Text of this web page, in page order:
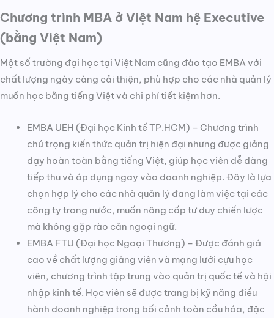
Chương trình MBA ở Việt Nam hệ Executive
(bằng Việt Nam)
Một số trường đại học tại Việt Nam cũng đào tạo EMBA với
chất lượng ngày càng cải thiện, phù hợp cho các nhà quản lý
muốn học bằng tiếng Việt và chi phí tiết kiệm hơn.
EMBA UEH (Đại học Kinh tế TP.HCM) – Chương trình
chú trọng kiến thức quản trị hiện đại nhưng được giảng
dạy hoàn toàn bằng tiếng Việt, giúp học viên dễ dàng
tiếp thu và áp dụng ngay vào doanh nghiệp. Đây là lựa
chọn hợp lý cho các nhà quản lý đang làm việc tại các
công ty trong nước, muốn nâng cấp tư duy chiến lược
mà không gặp rào cản ngoại ngữ.
EMBA FTU (Đại học Ngoại Thương) – Được đánh giá
cao về chất lượng giảng viên và mạng lưới cựu học
viên, chương trình tập trung vào quản trị quốc tế và hội
nhập kinh tế. Học viên sẽ được trang bị kỹ năng điều
hành doanh nghiệp trong bối cảnh toàn cầu hóa, đặc